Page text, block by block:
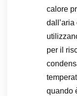
calore
per il
quando